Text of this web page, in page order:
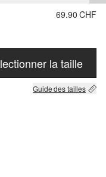
69.90 CHF
la taille
Guide des tailles